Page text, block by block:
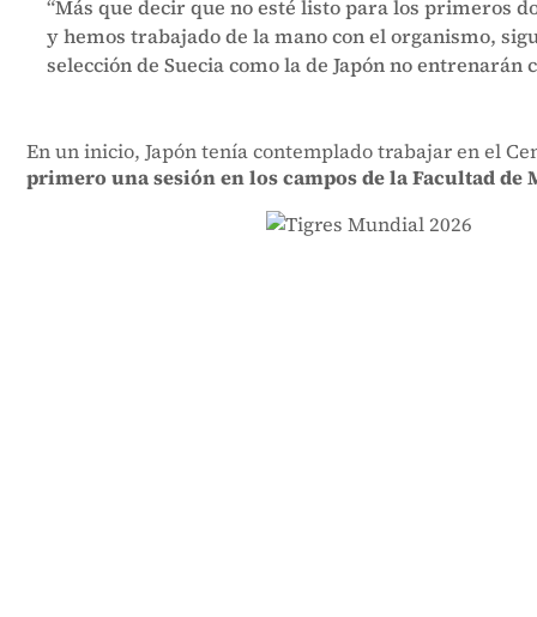
“Más que decir que no esté listo para los primeros
y hemos trabajado de la mano con el organismo,
selección de Suecia como la de Japón no entrenarán
En un inicio, Japón tenía contemplado trabajar en el
primero una sesión en los campos de la Facultad de